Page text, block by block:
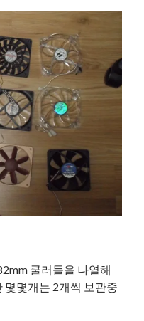
쿨러들을 나열해
몇개는 2개씩 보관중